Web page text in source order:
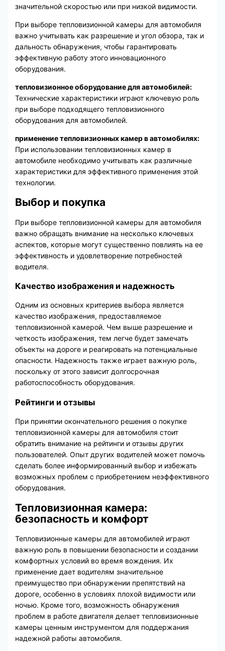
значительной скоростью или при низкой видимости.
При выборе тепловизионной камеры для автомобиля
важно учитывать как разрешение и угол обзора, так и
дальность обнаружения, чтобы гарантировать
эффективную работу этого инновационного
оборудования.
тепловизионное оборудование для автомобилей:
Технические характеристики играют ключевую роль
при выборе подходящего тепловизионного
оборудования для автомобилей.
применение тепловизионных камер в автомобилях:
При использовании тепловизионных камер в
автомобиле необходимо учитывать как различные
характеристики для эффективного применения этой
технологии.
Выбор и покупка
При выборе тепловизионной камеры для автомобиля
важно обращать внимание на несколько ключевых
аспектов, которые могут существенно повлиять на ее
эффективность и удовлетворение потребностей
водителя.
Качество изображения и надежность
Одним из основных критериев выбора является
качество изображения, предоставляемое
тепловизионной камерой. Чем выше разрешение и
четкость изображения, тем легче будет замечать
объекты на дороге и реагировать на потенциальные
опасности. Надежность также играет важную роль,
поскольку от этого зависит долгосрочная
работоспособность оборудования.
Рейтинги и отзывы
При принятии окончательного решения о покупке
тепловизионной камеры для автомобиля стоит
обратить внимание на рейтинги и отзывы других
пользователей. Опыт других водителей может помочь
сделать более информированный выбор и избежать
возможных проблем с приобретением неэффективного
оборудования.
Тепловизионная камера:
безопасность и комфорт
Тепловизионные камеры для автомобилей играют
важную роль в повышении безопасности и создании
комфортных условий во время вождения. Их
применение дает водителям значительное
преимущество при обнаружении препятствий на
дороге, особенно в условиях плохой видимости или
ночью. Кроме того, возможность обнаружения
проблем в работе двигателя делает тепловизионные
камеры ценным инструментом для поддержания
надежной работы автомобиля.